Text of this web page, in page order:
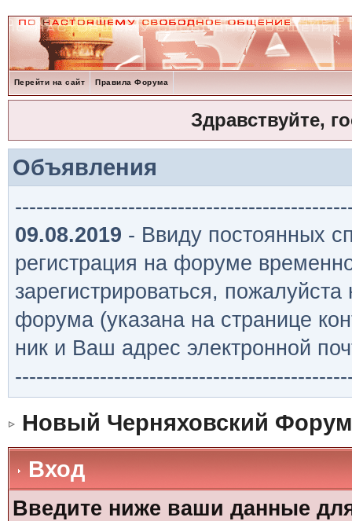
Перейти на сайт Правила Форума
Здравствуйте,
Объявления
09.08.2019 - Ввиду постоянных
регистрация на форуме
зарегистрироваться,
форума (указана на странице
ник и Ваш адрес электронной
Новый Черняховский Форум
Вход
Введите ниже ваши данные